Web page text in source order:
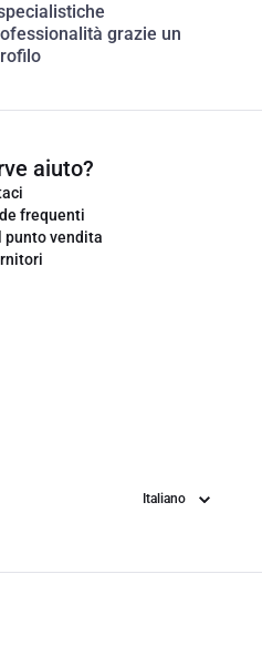
grazie un
aiuto?
frequenti
punto vendita
Lingua